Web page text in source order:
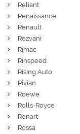
Reliant
Renaissance
Renault
Rezvani
Rimac
Rinspeed
Rising Auto
Rivian
Roewe
Rolls-Royce
Ronart
Rossa